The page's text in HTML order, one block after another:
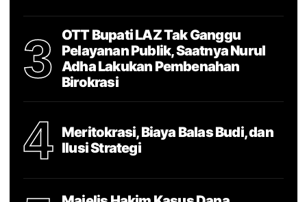
3
OTT Bupati LAZ Tak Ganggu
Pelayanan Publik, Saatnya Nurul
Adha Lakukan Pembenahan
Birokrasi
4
Meritokrasi, Biaya Balas Budi, dan
Ilusi Strategi